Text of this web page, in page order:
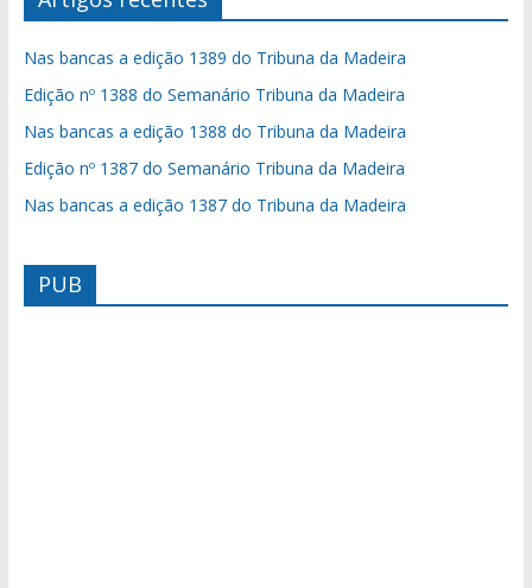
Nas bancas a edição 1389 do Tribuna da Madeira
Edição nº 1388 do Semanário Tribuna da Madeira
Nas bancas a edição 1388 do Tribuna da Madeira
Edição nº 1387 do Semanário Tribuna da Madeira
Nas bancas a edição 1387 do Tribuna da Madeira
PUB